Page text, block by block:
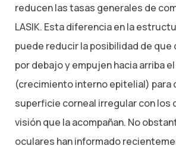
reducen las tasas generales de
LASIK. Esta diferencia en la
puede reducir la posibilidad de que
por debajo y empujen hacia arriba
(crecimiento interno epitelial) para
superficie corneal irregular con los
visión que la acompañan. No
oculares han informado